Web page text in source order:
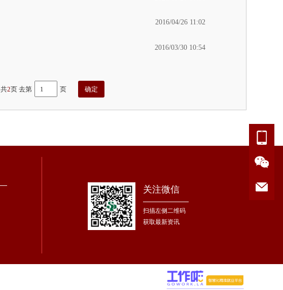
2016/04/26 11:02
2016/03/30 10:54
共2页 去第 页
关注微信
扫描左侧二维码
获取最新资讯